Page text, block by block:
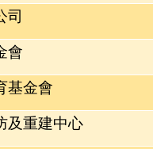
司
會
基金會
及重建中心